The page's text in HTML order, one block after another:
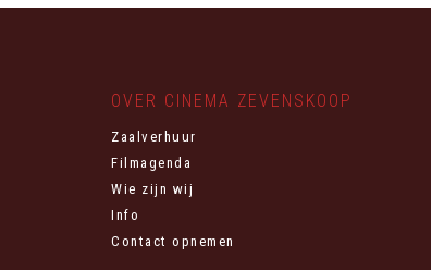
OVER CINEMA ZEVENSKOOP
Zaalverhuur
Filmagenda
Wie zijn wij
Info
Contact opnemen